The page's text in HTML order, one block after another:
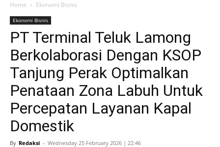
Home Ekonomi Bisnis
Ekonomi Bisnis
PT Terminal Teluk Lamong
Berkolaborasi Dengan KSOP
Tanjung Perak Optimalkan
Penataan Zona Labuh Untuk
Percepatan Layanan Kapal
Domestik
By Redaksi - Wednesday 25 February 2026 | 22:46